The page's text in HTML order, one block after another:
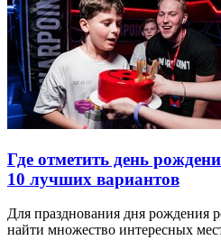
Где отметить день
10 лучших вариантов
Для празднования дня рождения
найти множество интересных